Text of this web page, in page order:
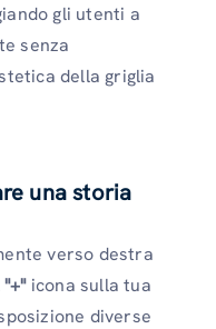
gli utenti a
senza
della griglia
una storia
verso destra
"+"icona sulla tua
diverse